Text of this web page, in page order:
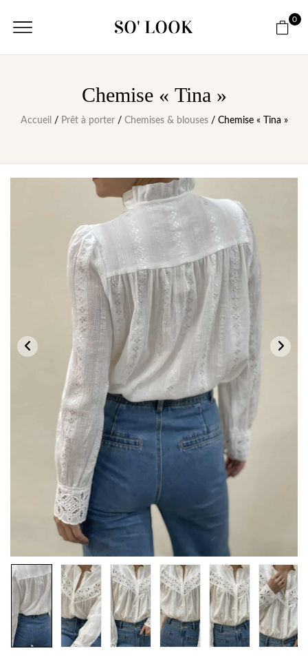
0
Chemise « Tina »
Accueil / Prêt à porter/ Chemises & blouses/ Chemise « Tina »